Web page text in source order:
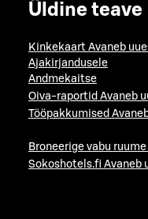
Üldine teave
Kinkekaart Avaneb
Ajakirjandusele
Andmekaitse
Oiva-raportid Avaneb
Tööpakkumised
Broneerige vabu ruume
Sokoshotels.fi Avaneb